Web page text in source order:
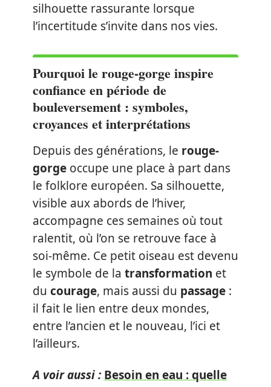
silhouette rassurante lorsque
l’incertitude s’invite dans nos vies.
Pourquoi le rouge-gorge inspire
confiance en période de
bouleversement : symboles,
croyances et interprétations
Depuis des générations, le rouge-
gorge occupe une place à part dans
le folklore européen. Sa silhouette,
visible aux abords de l’hiver,
accompagne ces semaines où tout
ralentit, où l’on se retrouve face à
soi-même. Ce petit oiseau est devenu
le symbole de la transformation et
du courage, mais aussi du passage :
il fait le lien entre deux mondes,
entre l’ancien et le nouveau, l’ici et
l’ailleurs.
A voir aussi : Besoin en eau : quelle